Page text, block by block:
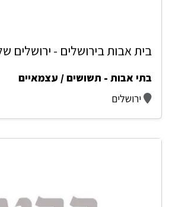
בית אבות בירושלים - ירושלים
בתי אבות - תשושים / עצמאיים
ירושלים